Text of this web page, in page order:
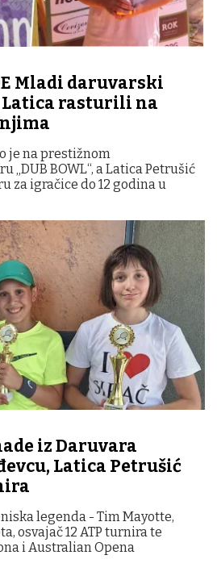
Mladi daruvarski
Latica rasturili na
je na prestižnom
BOWL“, a Latica Petrušić
za igračice do 12 godina u
iz Daruvara
Latica Petrušić
legenda - Tim Mayotte,
osvajač 12 ATP turnira te
i Australian Opena